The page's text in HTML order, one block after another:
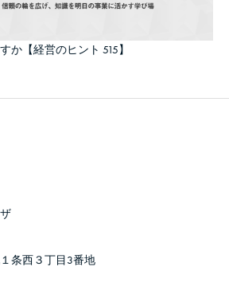
か【経営のヒント 515】
条西３丁目3番地